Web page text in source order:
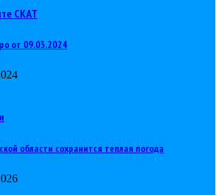
СКАТ
от 09.03.2024
области сохранится теплая погода